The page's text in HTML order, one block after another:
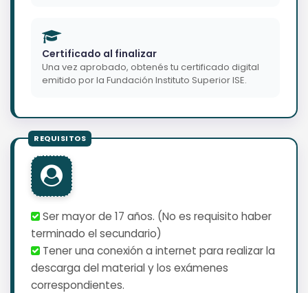
Certificado al finalizar
Una vez aprobado, obtenés tu certificado digital
emitido por la Fundación Instituto Superior ISE.
Ser mayor de 17 años. (No es requisito haber
terminado el secundario)
Tener una conexión a internet para realizar la
descarga del material y los exámenes
correspondientes.